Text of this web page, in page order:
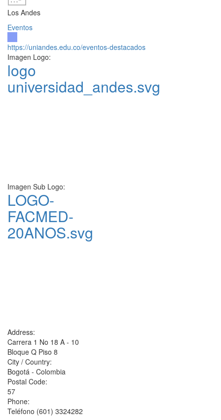
Los Andes
Eventos
https://uniandes.edu.co/eventos-destacados
Imagen Logo:
logo
universidad_andes.svg
Imagen Sub Logo:
LOGO-
FACMED-
20ANOS.svg
Address:
Carrera 1 No 18 A - 10
Bloque Q Piso 8
City / Country:
Bogotá - Colombia
Postal Code:
57
Phone:
Teléfono (601) 3324282